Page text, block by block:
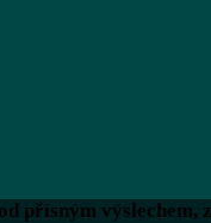
přísným